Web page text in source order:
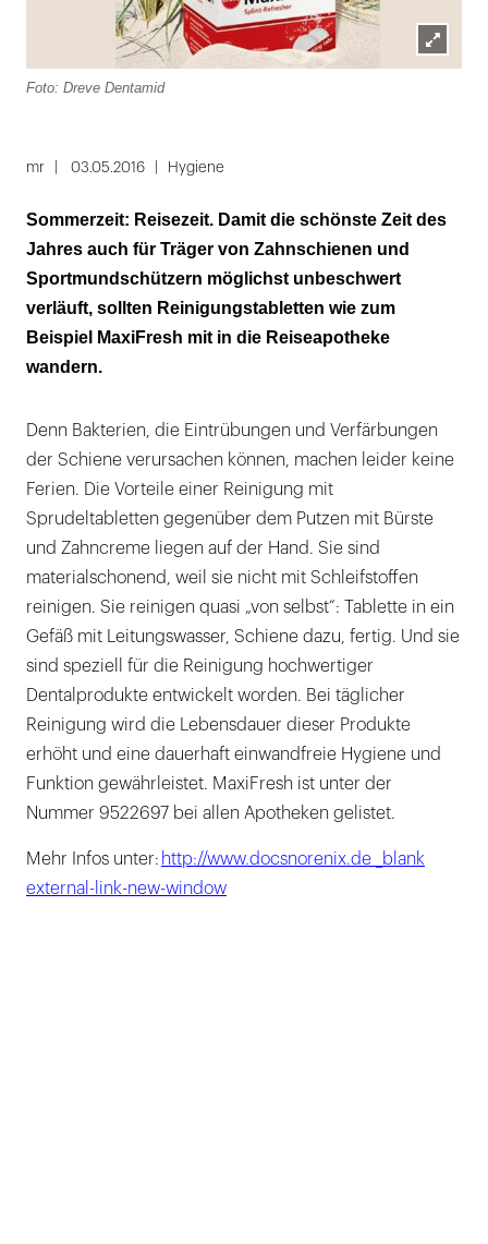
Lightbox
Foto: Dreve Dentamid
mr 03.05.2016 Hygiene
Sommerzeit: Reisezeit. Damit die schönste Zeit des
Jahres auch für Träger von Zahnschienen und
Sportmundschützern möglichst unbeschwert
verläuft, sollten Reinigungstabletten wie zum
Beispiel MaxiFresh mit in die Reiseapotheke
wandern.
Denn Bakterien, die Eintrübungen und Verfärbungen
der Schiene verursachen können, machen leider keine
Ferien. Die Vorteile einer Reinigung mit
Sprudeltabletten gegenüber dem Putzen mit Bürste
und Zahncreme liegen auf der Hand. Sie sind
materialschonend, weil sie nicht mit Schleifstoffen
reinigen. Sie reinigen quasi „von selbst“: Tablette in ein
Gefäß mit Leitungswasser, Schiene dazu, fertig. Und sie
sind speziell für die Reinigung hochwertiger
Dentalprodukte entwickelt worden. Bei täglicher
Reinigung wird die Lebensdauer dieser Produkte
erhöht und eine dauerhaft einwandfreie Hygiene und
Funktion gewährleistet. MaxiFresh ist unter der
Nummer 9522697 bei allen Apotheken gelistet.
Mehr Infos unter: http://www.docsnorenix.de _blank
external-link-new-window